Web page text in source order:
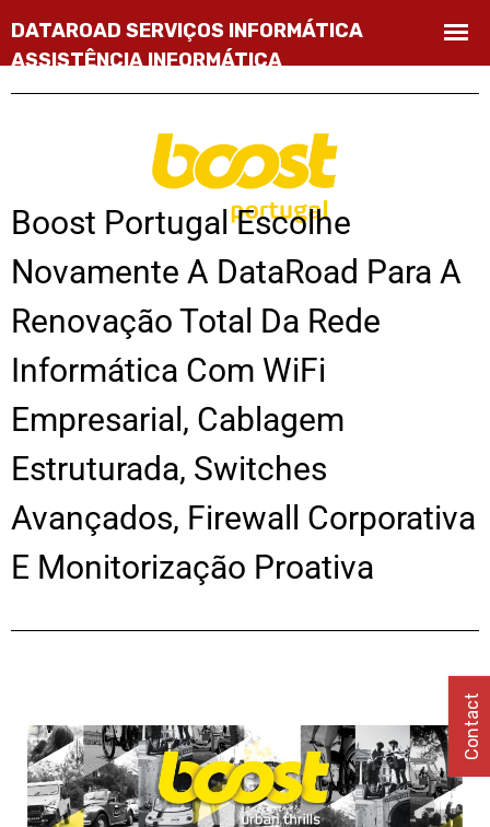
Boost Portugal Escolhe
Novamente A DataRoad Para A
Renovação Total Da Rede
Informática Com WiFi
Empresarial, Cablagem
Estruturada, Switches
Avançados, Firewall Corporativa
E Monitorização Proativa
Contact